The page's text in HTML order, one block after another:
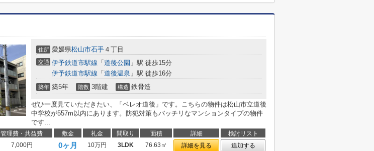
住所 愛媛県松山市石手 ４丁目
交通 伊予鉄道市駅線 「 道後公園 」駅 徒歩15分
伊予鉄道市駅線 「 道後温泉 」駅 徒歩16分
築年 築5年 階数 3階建 構造 鉄骨造
ぜひ一度見ていただきたい、「ベレオ道後」です。こちらの物件は松山市立道後
中学校が557m以内にあります。防犯対策もバッチリなマンションタイプの物件
です...
管理費・共益費 敷金 礼金 間取り 面積 詳細
検討リスト
7,000円 0ヶ月 10万円 3LDK 76.63㎡ 詳細を見る 追加する